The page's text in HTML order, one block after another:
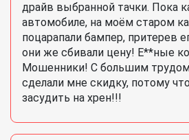
драйв выбранной тачки. Пока
автомобиле, на моём старом
поцарапали бампер, притерев
они же сбивали цену! Е**ные
Мошенники! С большим
сделали мне скидку, потому
засудить на хрен!!!